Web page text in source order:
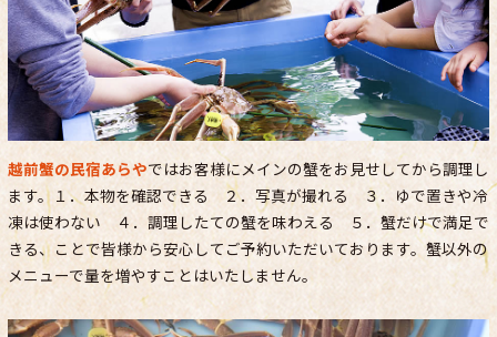
越前蟹の民宿あらやではお客様にメインの蟹をお見せしてから調理し
ます。１．本物を確認できる ２．写真が撮れる ３．ゆで置きや冷
凍は使わない ４．調理したての蟹を味わえる ５．蟹だけで満足で
きる、ことで皆様から安心してご予約いただいております。蟹以外の
メニューで量を増やすことはいたしません。